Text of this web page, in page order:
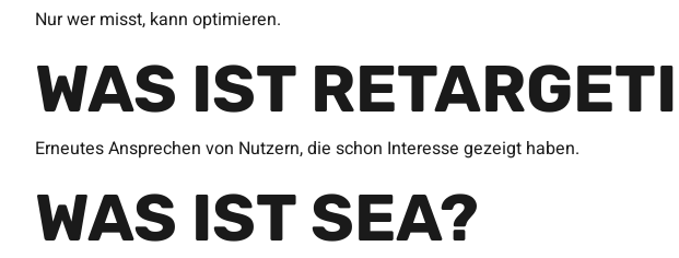
Nur wer misst, kann optimieren.
WAS IST
Erneutes Ansprechen von Nutzern, die schon Interesse gezeigt haben.
WAS IST SEA?